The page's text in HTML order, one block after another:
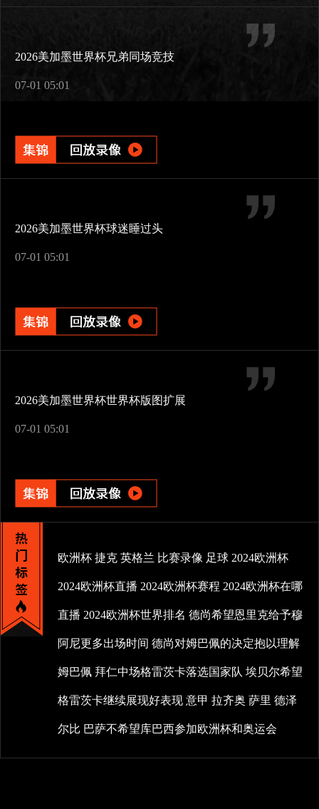
2026美加墨世界杯兄弟同场竞技
07-01 05:01
2026美加墨世界杯球迷睡过头
07-01 05:01
2026美加墨世界杯世界杯版图扩展
07-01 05:01
欧洲杯 捷克 英格兰 比赛录像 足球 2024欧洲杯
2024欧洲杯直播 2024欧洲杯赛程 2024欧洲杯在哪
直播 2024欧洲杯世界排名 德尚希望恩里克给予穆
阿尼更多出场时间 德尚对姆巴佩的决定抱以理解
姆巴佩 拜仁中场格雷茨卡落选国家队 埃贝尔希望
格雷茨卡继续展现好表现 意甲 拉齐奥 萨里 德泽
尔比 巴萨不希望库巴西参加欧洲杯和奥运会